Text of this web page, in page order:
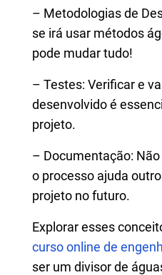
– Metodologias de
se irá usar métodos
pode mudar tudo!
– Testes: Verificar e
desenvolvido é
projeto.
– Documentação:
o processo ajuda
projeto no futuro.
Explorar esses
curso online de
ser um divisor de